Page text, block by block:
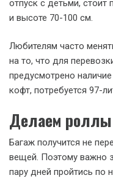
отпуск с детьми, стоит
и высоте 70-100 см.
Любителям часто
на то, что для
предусмотрено
кофт, потребуется 97-
Делаем
Багаж получится не
вещей. Поэтому важно
пару дней пройтись по